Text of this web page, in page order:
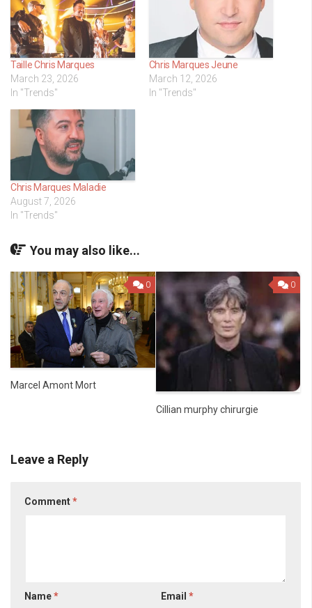
Taille Chris Marques
March 23, 2026
In "Trends"
Chris Marques Jeune
March 12, 2026
In "Trends"
Chris Marques Maladie
August 7, 2026
In "Trends"
You may also like...
0
Marcel Amont Mort
0
Cillian murphy chirurgie
Leave a Reply
Comment*
Name* Email*